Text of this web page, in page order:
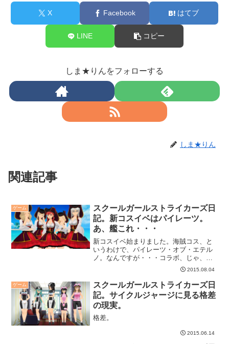
X Facebook はてブ
LINE コピー
しま★りんをフォローする
しま★りん
関連記事
ゲーム
スクールガールストライカーズ日
記。新コスイベはパイレーツ。
あ、艦これ・・・
新コスイベ始まりました。海賊コス、と
いうわけで、パイレーツ・オブ・エテル
ノ。なんですが・・・コラボ、じゃ、な
2015.08.04
ゲーム
スクールガールストライカーズ日
記。サイクルジャージに見る格差
の現実。
格差。
2015.06.14